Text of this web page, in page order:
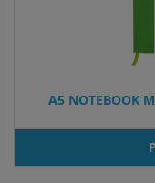
A5 NOTEBOOK